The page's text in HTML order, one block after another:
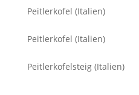
Peitlerkofel (Italien)
Peitlerkofel (Italien)
Peitlerkofelsteig (Italien)